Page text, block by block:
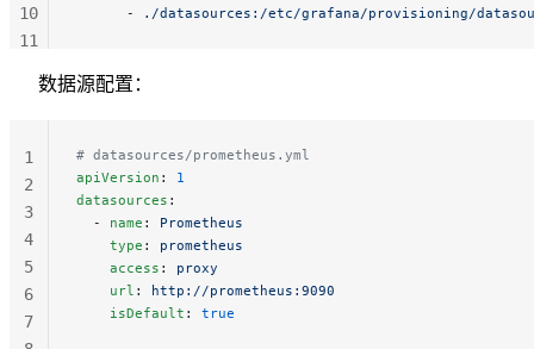
      -
./datasources:/etc/grafana/provisioning/
10
11
数据源配置：
# datasources/prometheus.yml
apiVersion : 1
datasources :
  -
name : Prometheus
    type
: prometheus
    access
: proxy
    url
: http://prometheus:9090
    isDefault
: true
1
2
3
4
5
6
7
8